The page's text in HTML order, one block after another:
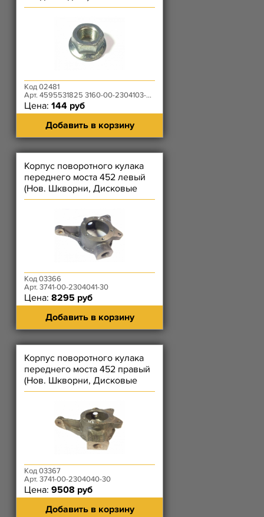
Код 02481
Арт. 4595531825 3160-00-2304103-00
Цена: 144 руб
Добавить в корзину
Корпус поворотного кулака
переднего моста 452 левый
(Нов. Шкворни, Дисковые
Тормоза, Под Рычаг ПК)
Код 03366
Арт. 3741-00-2304041-30
Цена: 8295 руб
Добавить в корзину
Корпус поворотного кулака
переднего моста 452 правый
(Нов. Шкворни, Дисковые
Тормоза, Без рычага ПК)
Код 03367
Арт. 3741-00-2304040-30
Цена: 9508 руб
Добавить в корзину